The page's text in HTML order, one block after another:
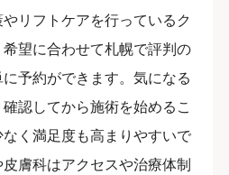
リフトケアを行っているク
望に合わせて札幌で評判の
予約ができます。気になる
認してから施術を始めるこ
く満足度も高まりやすいで
膚科はアクセスや治療体制